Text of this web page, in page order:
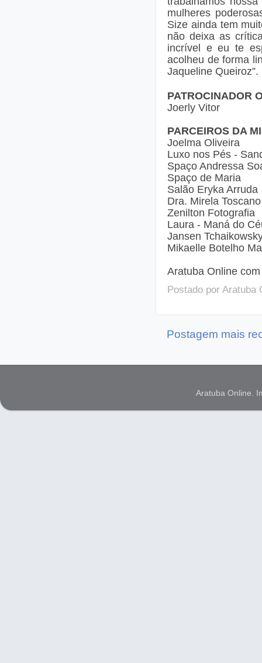
mulheres
Size ainda tem
não deixa as
incrível e eu te
acolheu de forma
Jaqueline Queiroz”.
PATROCINADOR
Joerly Vitor
PARCEIROS DA
Joelma Oliveira
Luxo nos Pés -
Spaço Andressa
Spaço de Maria
Salão Eryka Arruda
Dra. Mirela Toscano
Zenilton Fotografia
Laura - Maná do
Jansen
Mikaelle Botelho
Aratuba Online
Postado por Aratuba
Postagem mais
Aratuba Online.